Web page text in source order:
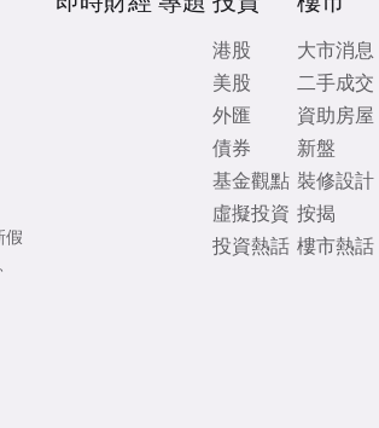
假
港股
美股
外匯
債券
基金觀點
虛擬投資
投資熱話
大市消息
二手成交
資助房屋
新盤
裝修設計
按揭
樓市熱話